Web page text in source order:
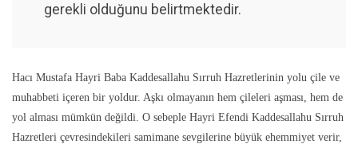
gerekli olduğunu belirtmektedir.
Hacı Mustafa Hayri Baba Kaddesallahu Sırruh Hazretlerinin yolu çile ve
muhabbeti içeren bir yoldur. Aşkı olmayanın hem çileleri aşması, hem de
yol alması mümkün değildi. O sebeple Hayri Efendi Kaddesallahu Sırruh
Hazretleri çevresindekileri samimane sevgilerine büyük ehemmiyet verir,